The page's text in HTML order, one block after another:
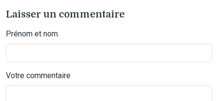
Laisser un commentaire
Prénom et nom
Votre commentaire